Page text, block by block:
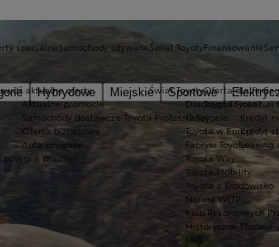
Hybrydowe Miejskie Sportowe
specjalne
aktualne oferty
Aktualne promocje
Samochody dostawcze Toyota Professional
Oferta biznesowa
Auta używane
potęgi 8 premier
Samochody używaneŚwiat Toyoty
Świat Toyoty
Dlaczego Toyota?
O Toyocie
Toyota w Europie
Fabryki Toyoty
Toyota Way
Toyota Mobility
Toyota a środowisko
Norma WLTP
Klub Rekordowych
Historyczne Modele
FAQ
Finansowanie
Oferta dla firm
Toyota Financial
Kredyt
Kredyt
Leasing